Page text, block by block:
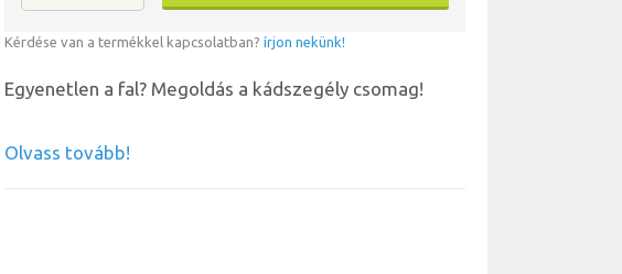
Kérdése van a termékkel kapcsolatban? írjon nekünk!
Egyenetlen a fal? Megoldás a kádszegély csomag!
Olvass tovább!